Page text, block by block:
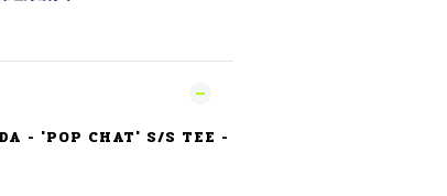
- 'POP CHAT' S/S TEE -